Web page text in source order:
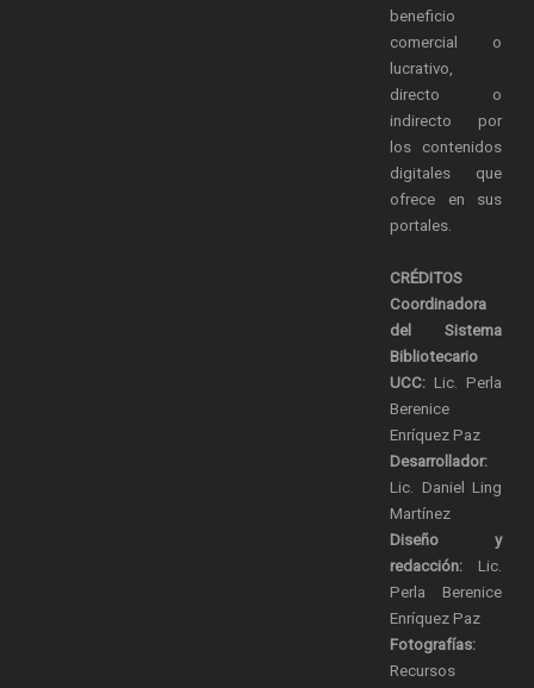
beneficio
comercial o
lucrativo,
directo o
indirecto por
los contenidos
digitales que
ofrece en sus
portales.
CRÉDITOS
Coordinadora
del Sistema
Bibliotecario
UCC: Lic. Perla
Berenice
Enríquez Paz
Desarrollador:
Lic. Daniel Ling
Martínez
Diseño y
redacción: Lic.
Perla Berenice
Enríquez Paz
Fotografías:
Recursos